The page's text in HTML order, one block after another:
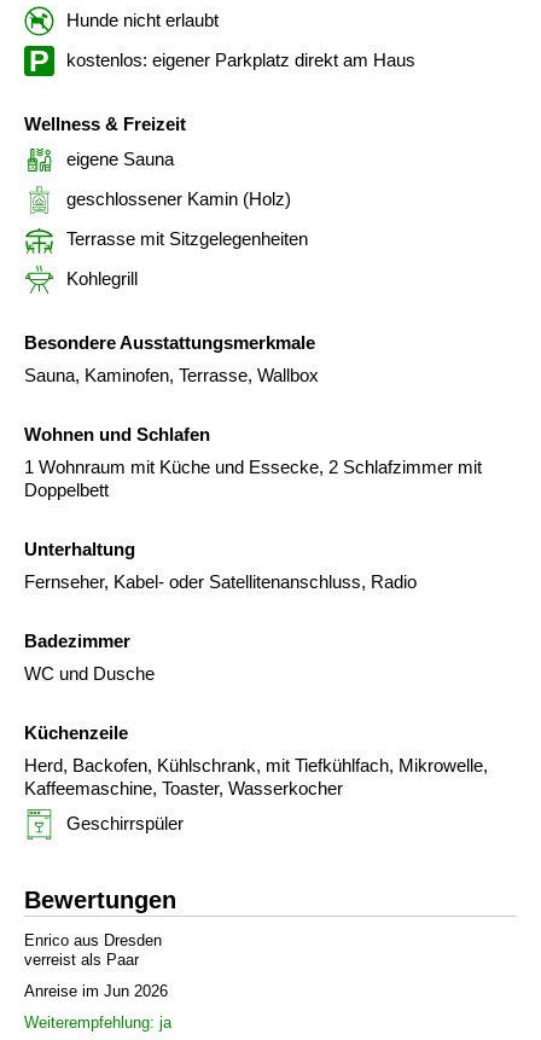
Hunde nicht erlaubt
kostenlos: eigener Parkplatz direkt am Haus
Wellness & Freizeit
eigene Sauna
geschlossener Kamin (Holz)
Terrasse mit Sitzgelegenheiten
Kohlegrill
Besondere Ausstattungsmerkmale
Sauna, Kaminofen, Terrasse, Wallbox
Wohnen und Schlafen
1 Wohnraum mit Küche und Essecke, 2 Schlafzimmer mit
Doppelbett
Unterhaltung
Fernseher, Kabel- oder Satellitenanschluss, Radio
Badezimmer
WC und Dusche
Küchenzeile
Herd, Backofen, Kühlschrank, mit Tiefkühlfach, Mikrowelle,
Kaffeemaschine, Toaster, Wasserkocher
Geschirrspüler
Bewertungen
Enrico aus Dresden
verreist als Paar
Anreise im Jun 2026
Weiterempfehlung: ja